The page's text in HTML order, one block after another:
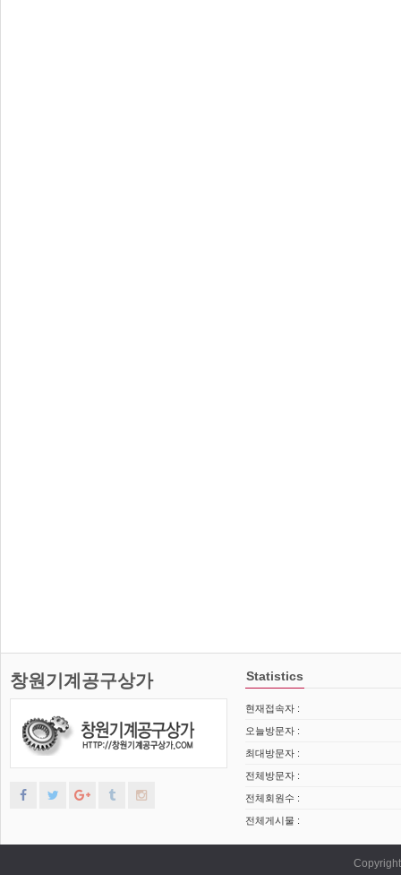
창원기계공구상가 Statistics
현재접속자 :
오늘방문자 :
최대방문자 :
전체방문자 :
전체회원수 :
전체게시물 :